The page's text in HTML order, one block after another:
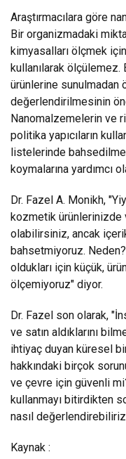
Araştırmacılara göre
Bir organizmadaki
kimyasalları ölçmek
kullanılarak
ürünlerine sunulmadan
değerlendirilmesinin
Nanomalzemelerin ve
politika yapıcıların
listelerinde
koymalarına yardımcı
Dr. Fazel A. Monikh,
kozmetik ürünlerinizde
olabilirsiniz, ancak
bahsetmiyoruz.
oldukları için küçük,
ölçemiyoruz" diyor.
Dr. Fazel son olarak,
ve satın aldıklarını
ihtiyaç duyan küresel
hakkındaki birçok
ve çevre için güvenli
kullanmayı bitirdikten
nasıl
Kaynak :